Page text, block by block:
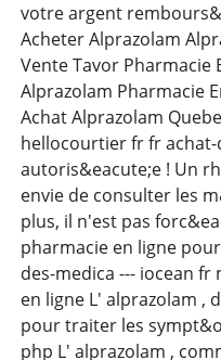
votre argent
Acheter Alprazolam
Vente Tavor Pharmacie
Alprazolam Pharmacie
Achat Alprazolam
hellocourtier fr fr
autoris&eacute;e ! Un
envie de consulter les
plus, il n'est pas
pharmacie en ligne
des-medica --- iocean
en ligne L' alprazolam ,
pour traiter les
php L' alprazolam ,